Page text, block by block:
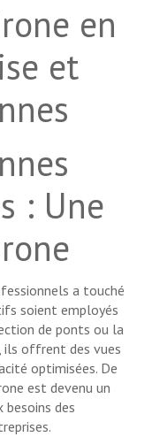
en
et
: Une
a touché
soient employés
de ponts ou la
ils offrent des vues
optimisées. De
est devenu un
des